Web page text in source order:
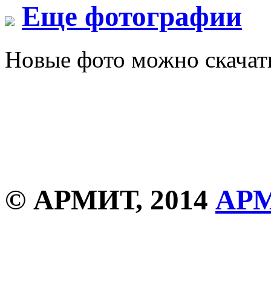
Еще фотографии
Новые фото можно
© АРМИТ, 2014